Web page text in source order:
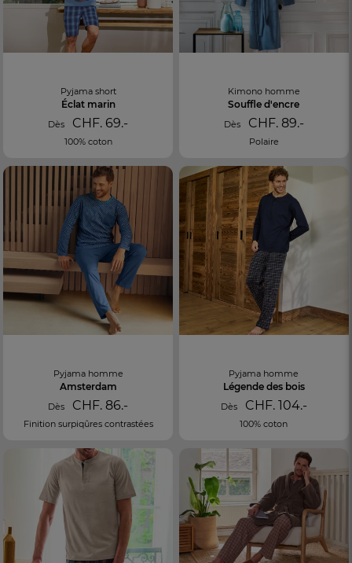
Pyjama short
Éclat marin
Dès CHF. 69.-
100% coton
Kimono homme
Souffle d'encre
Dès CHF. 89.-
Polaire
Pyjama homme
Amsterdam
Dès CHF. 86.-
Finition surpiqûres contrastées
Pyjama homme
Légende des bois
Dès CHF. 104.-
100% coton